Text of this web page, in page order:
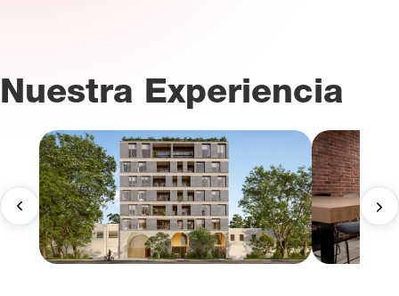
Nuestra Experiencia